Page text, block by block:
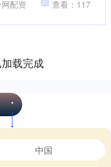
了广泛关注：....
配资 查看：117
载完成
中国